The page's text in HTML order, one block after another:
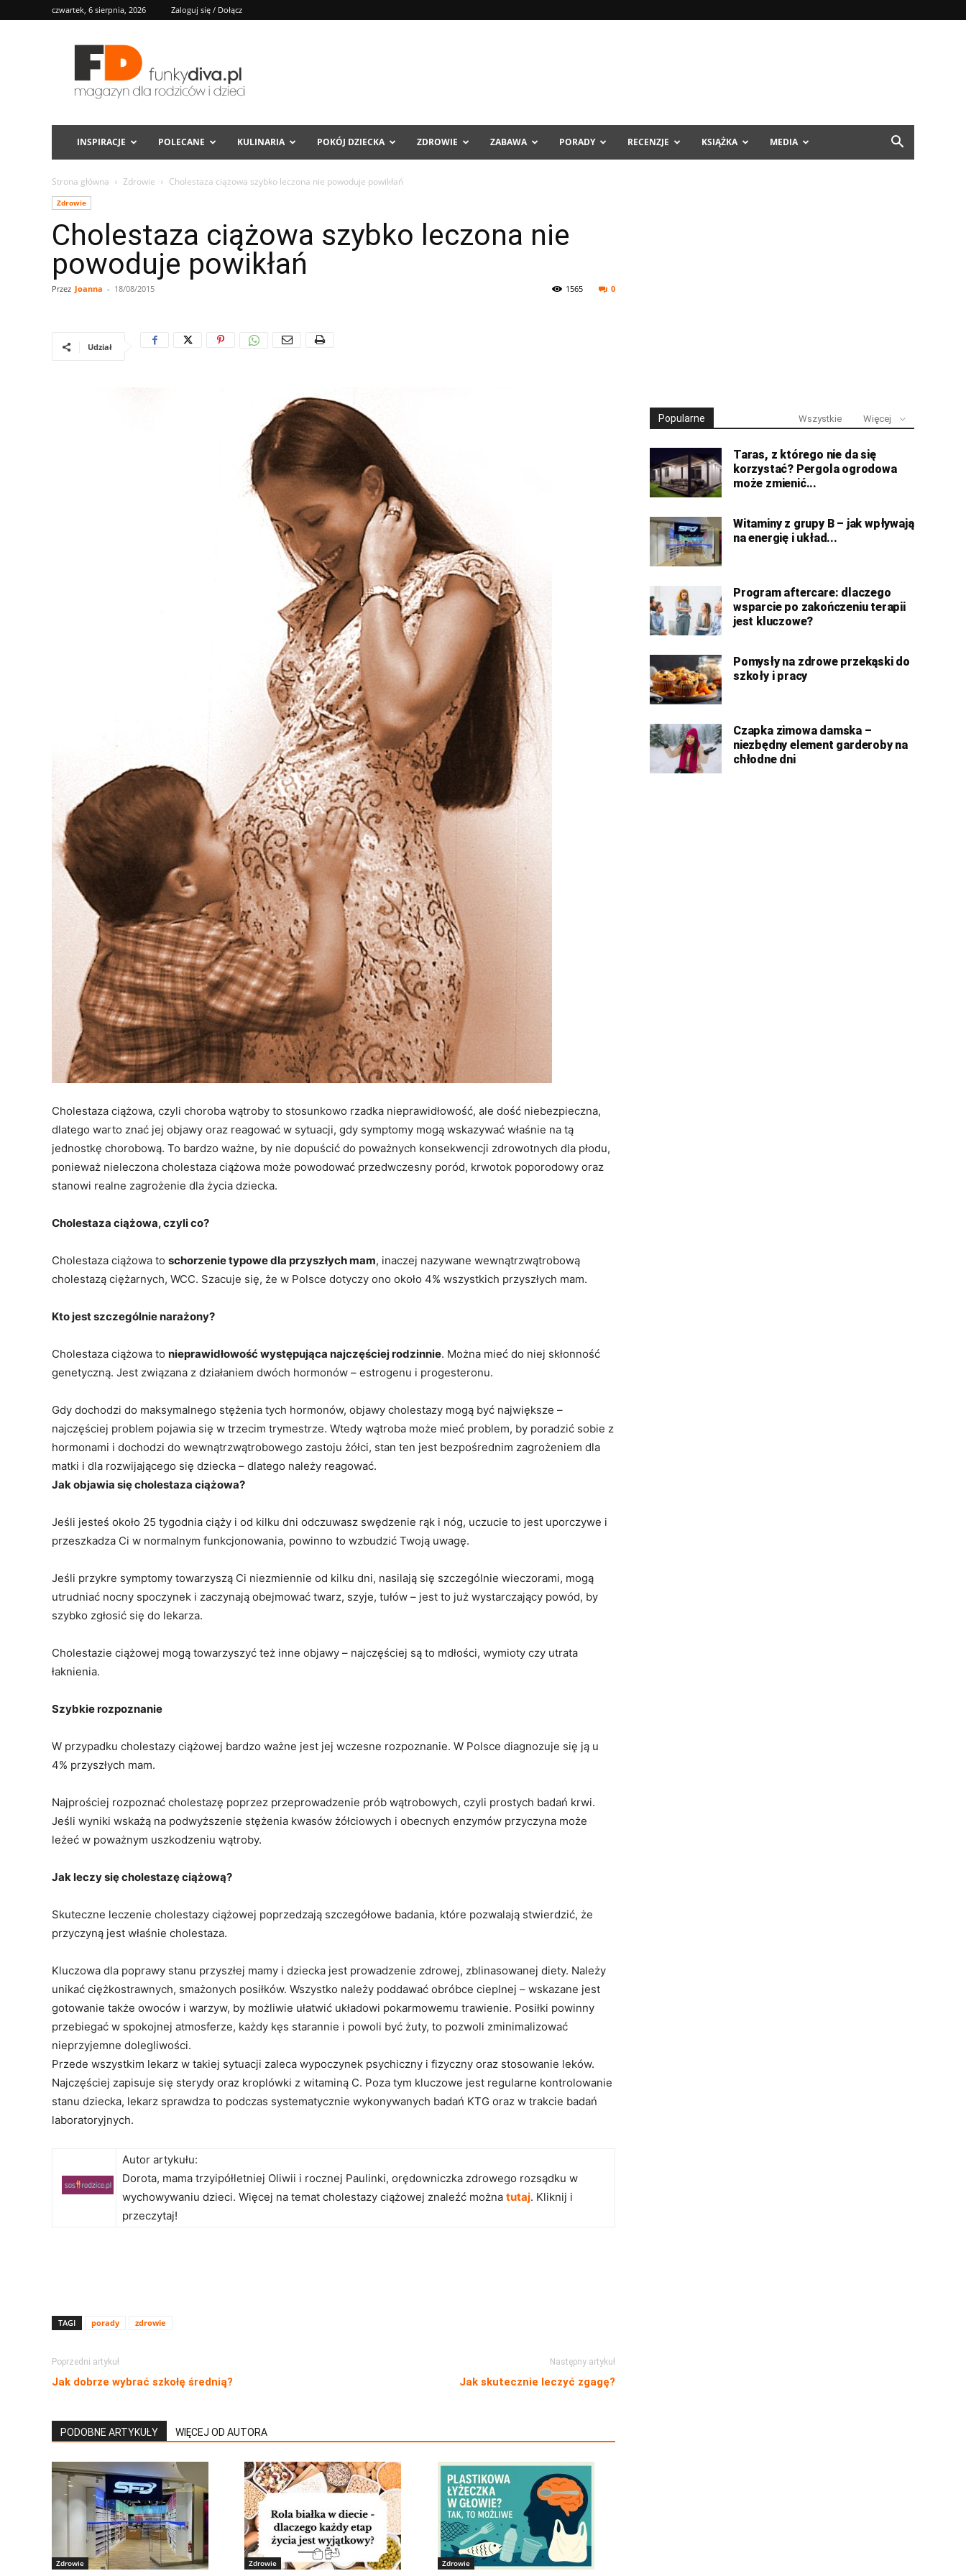
czwartek, 6 sierpnia, 2026 Zaloguj się / Dołącz
FD
INSPIRACJE POLECANE KULINARIA POKÓJ DZIECKA ZDROWIE ZABAWA PORADY RECENZJE KSIĄŻKA MEDIA
Strona główna Zdrowie Cholestaza ciążowa szybko leczona nie powoduje powikłań
Zdrowie
Cholestaza ciążowa szybko leczona nie
powoduje powikłań
Przez Joanna - 18/08/2015 0
1565
Udział
Cholestaza ciążowa, czyli choroba wątroby to stosunkowo rzadka nieprawidłowość, ale dość niebezpieczna,
dlatego warto znać jej objawy oraz reagować w sytuacji, gdy symptomy mogą wskazywać właśnie na tą
jednostkę chorobową. To bardzo ważne, by nie dopuścić do poważnych konsekwencji zdrowotnych dla płodu,
ponieważ nieleczona cholestaza ciążowa może powodować przedwczesny poród, krwotok poporodowy oraz
stanowi realne zagrożenie dla życia dziecka.
Cholestaza ciążowa, czyli co?
Cholestaza ciążowa to schorzenie typowe dla przyszłych mam, inaczej nazywane wewnątrzwątrobową
cholestazą ciężarnych, WCC. Szacuje się, że w Polsce dotyczy ono około 4% wszystkich przyszłych mam.
Kto jest szczególnie narażony?
Cholestaza ciążowa to nieprawidłowość występująca najczęściej rodzinnie. Można mieć do niej skłonność
genetyczną. Jest związana z działaniem dwóch hormonów – estrogenu i progesteronu.
Gdy dochodzi do maksymalnego stężenia tych hormonów, objawy cholestazy mogą być największe –
najczęściej problem pojawia się w trzecim trymestrze. Wtedy wątroba może mieć problem, by poradzić sobie z
hormonami i dochodzi do wewnątrzwątrobowego zastoju żółci, stan ten jest bezpośrednim zagrożeniem dla
matki i dla rozwijającego się dziecka – dlatego należy reagować.
Jak objawia się cholestaza ciążowa?
Jeśli jesteś około 25 tygodnia ciąży i od kilku dni odczuwasz swędzenie rąk i nóg, uczucie to jest uporczywe i
przeszkadza Ci w normalnym funkcjonowania, powinno to wzbudzić Twoją uwagę.
Jeśli przykre symptomy towarzyszą Ci niezmiennie od kilku dni, nasilają się szczególnie wieczorami, mogą
utrudniać nocny spoczynek i zaczynają obejmować twarz, szyje, tułów – jest to już wystarczający powód, by
szybko zgłosić się do lekarza.
Cholestazie ciążowej mogą towarzyszyć też inne objawy – najczęściej są to mdłości, wymioty czy utrata
łaknienia.
Szybkie rozpoznanie
W przypadku cholestazy ciążowej bardzo ważne jest jej wczesne rozpoznanie. W Polsce diagnozuje się ją u
4% przyszłych mam.
Najprościej rozpoznać cholestazę poprzez przeprowadzenie prób wątrobowych, czyli prostych badań krwi.
Jeśli wyniki wskażą na podwyższenie stężenia kwasów żółciowych i obecnych enzymów przyczyna może
leżeć w poważnym uszkodzeniu wątroby.
Jak leczy się cholestazę ciążową?
Skuteczne leczenie cholestazy ciążowej poprzedzają szczegółowe badania, które pozwalają stwierdzić, że
przyczyną jest właśnie cholestaza.
Kluczowa dla poprawy stanu przyszłej mamy i dziecka jest prowadzenie zdrowej, zblinasowanej diety. Należy
unikać ciężkostrawnych, smażonych posiłków. Wszystko należy poddawać obróbce cieplnej – wskazane jest
gotowanie także owoców i warzyw, by możliwie ułatwić układowi pokarmowemu trawienie. Posiłki powinny
przebiegać w spokojnej atmosferze, każdy kęs starannie i powoli być żuty, to pozwoli zminimalizować
nieprzyjemne dolegliwości.
Przede wszystkim lekarz w takiej sytuacji zaleca wypoczynek psychiczny i fizyczny oraz stosowanie leków.
Najczęściej zapisuje się sterydy oraz kroplówki z witaminą C. Poza tym kluczowe jest regularne kontrolowanie
stanu dziecka, lekarz sprawdza to podczas systematycznie wykonywanych badań KTG oraz w trakcie badań
laboratoryjnych.
Autor artykułu:
Dorota, mama trzyipółletniej Oliwii i rocznej Paulinki, orędowniczka zdrowego rozsądku w
wychowywaniu dzieci. Więcej na temat cholestazy ciążowej znaleźć można tutaj. Kliknij i
przeczytaj!
TAGI porady zdrowie
Poprzedni artykuł
Jak dobrze wybrać szkołę średnią?
Następny artykuł
Jak skutecznie leczyć zgagę?
PODOBNE ARTYKUŁY WIĘCEJ OD AUTORA
Zdrowie Zdrowie Zdrowie
Popularne Wszystkie Więcej
Taras, z którego nie da się
korzystać? Pergola ogrodowa
może zmienić...
Witaminy z grupy B – jak wpływają
na energię i układ...
Program aftercare: dlaczego
wsparcie po zakończeniu terapii
jest kluczowe?
Pomysły na zdrowe przekąski do
szkoły i pracy
Czapka zimowa damska –
niezbędny element garderoby na
chłodne dni